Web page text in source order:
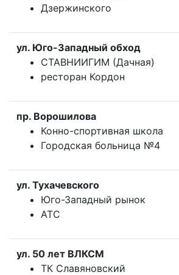
Дзержинского
ул. Юго-Западный обход
СТАВНИИГИМ (Дачная)
ресторан Кордон
пр. Ворошилова
Конно-спортивная школа
Городская больница №4
ул. Тухачевского
Юго-Западный рынок
АТС
ул. 50 лет ВЛКСМ
ТК Славяновский